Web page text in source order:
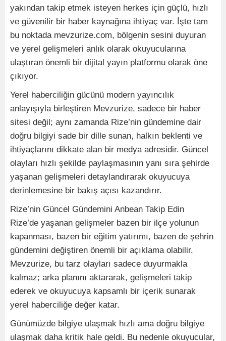
yakından takip etmek isteyen herkes için güçlü, hızlı
ve güvenilir bir haber kaynağına ihtiyaç var. İşte tam
bu noktada mevzurize.com, bölgenin sesini duyuran
ve yerel gelişmeleri anlık olarak okuyucularına
ulaştıran önemli bir dijital yayın platformu olarak öne
çıkıyor.
Yerel haberciliğin gücünü modern yayıncılık
anlayışıyla birleştiren Mevzurize, sadece bir haber
sitesi değil; aynı zamanda Rize’nin gündemine dair
doğru bilgiyi sade bir dille sunan, halkın beklenti ve
ihtiyaçlarını dikkate alan bir medya adresidir. Güncel
olayları hızlı şekilde paylaşmasının yanı sıra şehirde
yaşanan gelişmeleri detaylandırarak okuyucuya
derinlemesine bir bakış açısı kazandırır.
Rize’nin Güncel Gündemini Anbean Takip Edin
Rize’de yaşanan gelişmeler bazen bir ilçe yolunun
kapanması, bazen bir eğitim yatırımı, bazen de şehrin
gündemini değiştiren önemli bir açıklama olabilir.
Mevzurize, bu tarz olayları sadece duyurmakla
kalmaz; arka planını aktararak, gelişmeleri takip
ederek ve okuyucuya kapsamlı bir içerik sunarak
yerel haberciliğe değer katar.
Günümüzde bilgiye ulaşmak hızlı ama doğru bilgiye
ulaşmak daha kritik hale geldi. Bu nedenle okuyucular,